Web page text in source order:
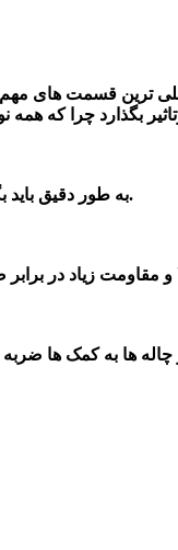
ترین قسمت های
بگذارد چرا که
به طور دقیق باید بگوییم که در هر خودرو دو عدد از این قطعه دارد. یکی از توپی ها در کمک فنر طرف راست و دیگری در کمک فنر طرف چپ قرار می‌گیرد.